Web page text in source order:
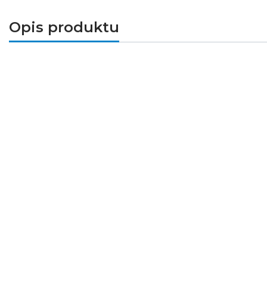
Opis produktu